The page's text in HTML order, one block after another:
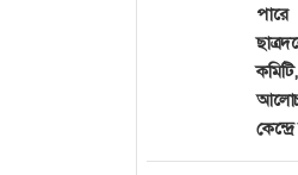
পারে
কমিটি,